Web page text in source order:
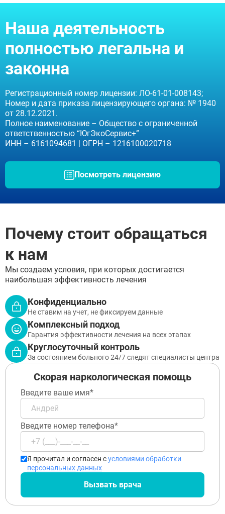
Наша деятельность
полностью легальна и
законна
Регистрационный номер лицензии: ЛО-61-01-008143;
Номер и дата приказа лицензирующего органа: № 1940
от 28.12.2021.
Полное наименование – Общество с ограниченной
ответственностью “ЮгЭкоСервис+”
ИНН – 6161094681 | ОГРН – 1216100020718
Посмотреть лицензию
Почему стоит обращаться
к нам
Мы создаем условия, при которых достигается
наибольшая эффективность лечения
Конфиденциально
Не ставим на учет, не фиксируем данные
Комплексный подход
Гарантия эффективности лечения на всех этапах
Круглосуточный контроль
За состоянием больного 24/7 следят специалисты центра
Скорая наркологическая помощь
Введите ваше имя*
Введите номер телефона*
Я прочитал и согласен сусловиями обработки
персональных данных
Вызвать врача
ВЫЗВАТЬ ВРАЧА
Отправить
Оставляя заявку Вы соглашаетесь с
конфиденциальности
ЗАДАТЬ ВОПРОС
Отправить
Оставляя заявку Вы соглашаетесь сполитикой
конфиденциальности
ЗАПОЛНИТЕ ФОРМУ
Заполните форму ниже, мы вам
перезвоним
Оставляя заявку Вы соглашаетесь сполитикой
конфиденциальности
Москва
Балашиха
Долгопрудный
Дубна
Егорьевск
Жуковский
Ивантеевка
Клин
Красногорск
Мытищи
Одинцово
Орехово-Зуево
Подольск
Пушкино
Раменское
Реутов
Сергиев Посад
Серпухов
Химки
Чехов
Щёлково
Электросталь
Котельники
Электроугли
Лыткарино
Павловский Посад
Ступино
Дмитров
Фрязино
Дзержинский
Солнечногорск
Краснознаменск
Кашира
Апрелевка
Звенигород
Шатура
Истра